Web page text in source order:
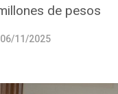
de pesos
06/11/2025